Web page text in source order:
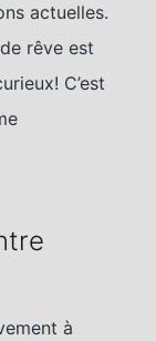
actuelles.
rêve est
C’est
à